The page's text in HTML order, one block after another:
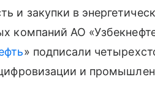
и закупки в
компаний АО
» подписали
и